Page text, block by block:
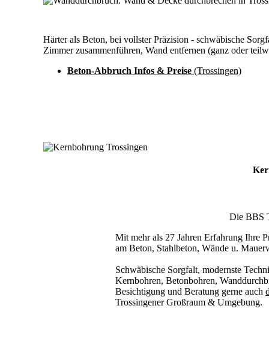
Härter als Beton, bei vollster Präzision - schwäbische
Zimmer zusammenführen, Wand entfernen (ganz oder
Beton-Abbruch Infos & Preise (Trossingen)
Die BBS
Mit mehr als 27 Jahren Erfahrung Ihre
am Beton, Stahlbeton, Wände u.
Schwäbische Sorgfalt, modernste
Kernbohren, Betonbohren,
Besichtigung und Beratung gerne auch
Trossingener Großraum & Umgebung.